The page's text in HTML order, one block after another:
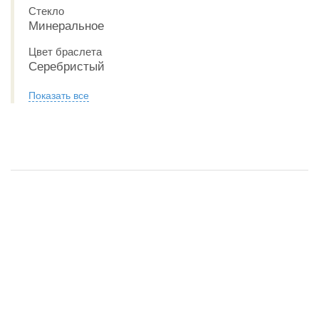
Стекло
Минеральное
Цвет браслета
Серебристый
Показать все